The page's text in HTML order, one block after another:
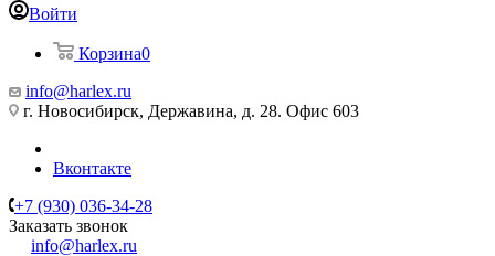
Войти
Корзина0
info@harlex.ru
г. Новосибирск, Державина, д. 28. Офис 603
Вконтакте
+7 (930) 036-34-28
Заказать звонок
info@harlex.ru